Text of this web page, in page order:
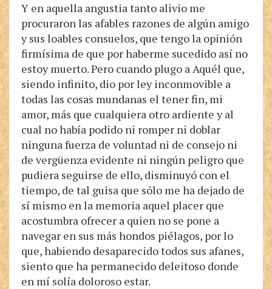
Y en aquella angustia tanto alivio me
procuraron las afables razones de algún amigo
y sus loables consuelos, que tengo la opinión
firmísima de que por haberme sucedido así no
estoy muerto. Pero cuando plugo a Aquél que,
siendo infinito, dio por ley inconmovible a
todas las cosas mundanas el tener fin, mi
amor, más que cualquiera otro ardiente y al
cual no había podido ni romper ni doblar
ninguna fuerza de voluntad ni de consejo ni
de vergüenza evidente ni ningún peligro que
pudiera seguirse de ello, disminuyó con el
tiempo, de tal guisa que sólo me ha dejado de
sí mismo en la memoria aquel placer que
acostumbra ofrecer a quien no se pone a
navegar en sus más hondos piélagos, por lo
que, habiendo desaparecido todos sus afanes,
siento que ha permanecido deleitoso donde
en mí solía doloroso estar.